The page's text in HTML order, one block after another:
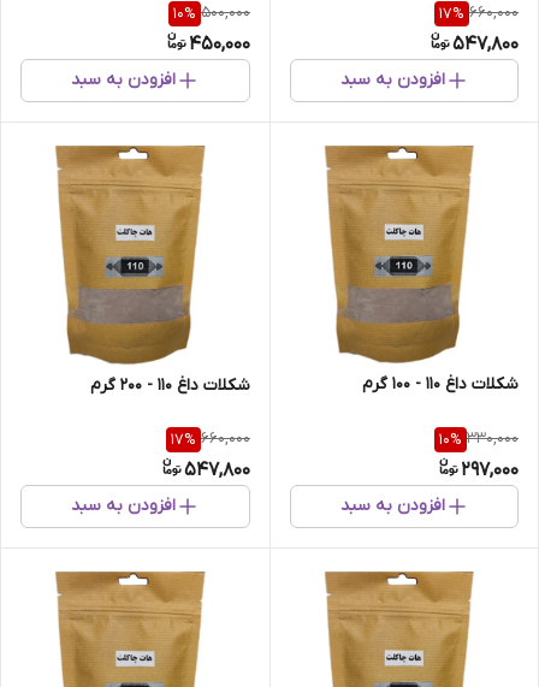
660,000
17%
547,800
افزودن به سبد
500,000
10%
450,000
افزودن به سبد
شکلات داغ 110 - 100 گرم
330,000
10%
297,000
افزودن به سبد
شکلات داغ 110 - 200 گرم
660,000
17%
547,800
افزودن به سبد